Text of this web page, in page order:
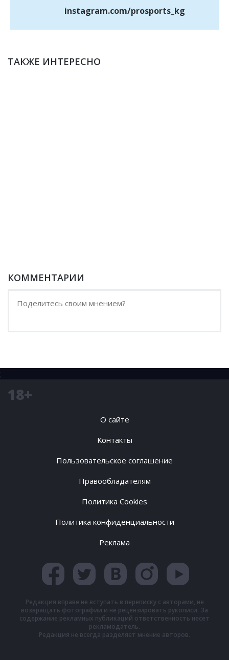
instagram.com/prosports_kg
ТАКЖЕ ИНТЕРЕСНО
КОММЕНТАРИИ
;
18+
О сайте
Контакты
Пользовательское соглашение
Правообладателям
Политика Cookies
Политика конфиденциальности
Реклама
Редакция вправе не вступать в переписку с авторами, не
возвращать фотографии и не рецензировать рукописи. За
содержание рекламных публикаций ответственность несет
рекламодатель.
Редакция не всегда разделяет мнение авторов.